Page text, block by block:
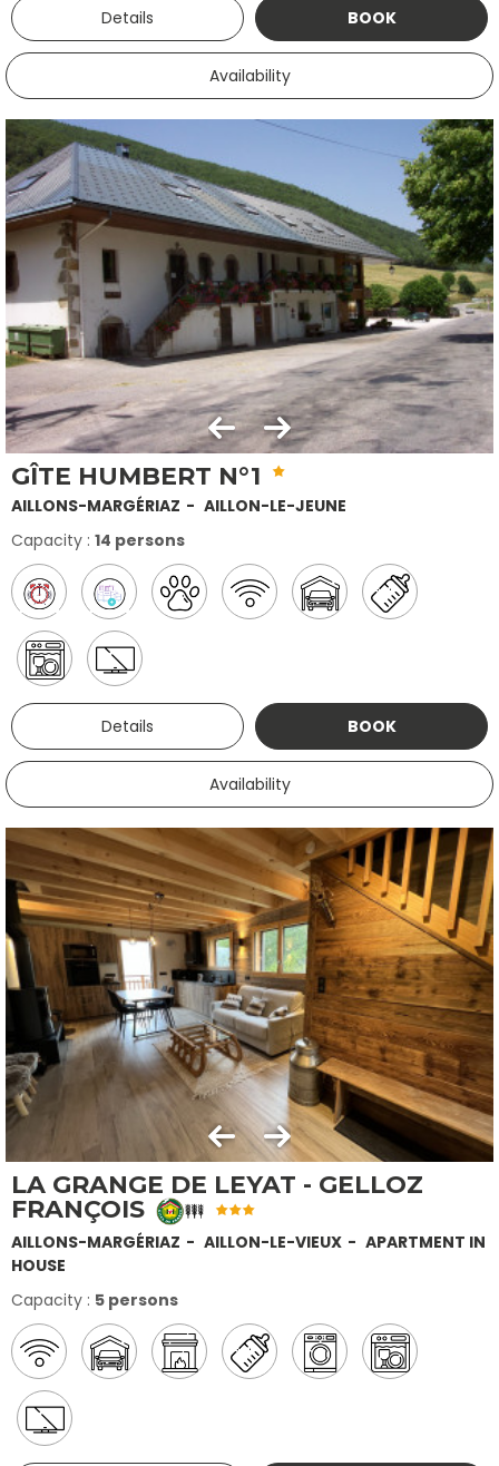
Details BOOK
Availability
GÎTE HUMBERT N°1
AILLONS-MARGÉRIAZ
AILLON-LE-JEUNE
Capacity : 14 persons
Details BOOK
Availability
LA GRANGE DE LEYAT - GELLOZ
FRANÇOIS
AILLONS-MARGÉRIAZ AILLON-LE-VIEUX
APARTMENT IN
HOUSE
Capacity : 5 persons